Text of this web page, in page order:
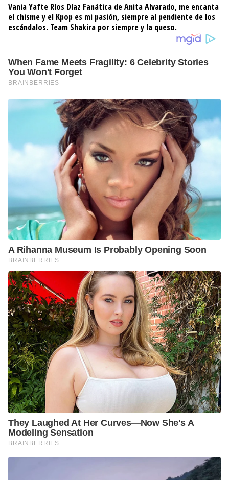
Vania Yafte Ríos Díaz Fanática de Anita Alvarado, me encanta
el chisme y el Kpop es mi pasión, siempre al pendiente de los
escándalos. Team Shakira por siempre y la queso.